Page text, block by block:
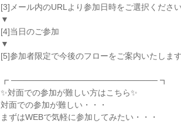
[3]メール内のURLより参加日時をご選択ください
▼
[4]当日のご参加
▼
[5]参加者限定で今後のフローをご案内いたします
┏ ───────────────────────── ┓
✨対面での参加が難しい方はこちら✨
対面での参加が難しい・・・
まずはWEBで気軽に参加してみたい・・・